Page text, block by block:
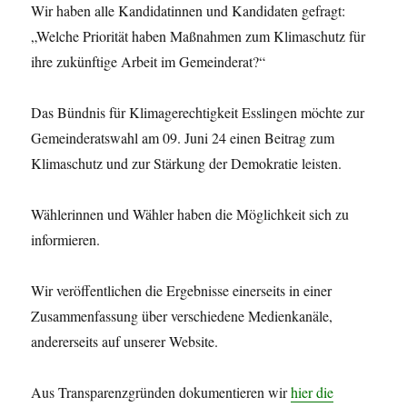
Wir haben alle Kandidatinnen und Kandidaten gefragt:
„Welche Priorität haben Maßnahmen zum Klimaschutz für
ihre zukünftige Arbeit im Gemeinderat?“
Das Bündnis für Klimagerechtigkeit Esslingen möchte zur
Gemeinderatswahl am 09. Juni 24 einen Beitrag zum
Klimaschutz und zur Stärkung der Demokratie leisten.
Wählerinnen und Wähler haben die Möglichkeit sich zu
informieren.
Wir veröffentlichen die Ergebnisse einerseits in einer
Zusammenfassung über verschiedene Medienkanäle,
andererseits auf unserer Website.
Aus Transparenzgründen dokumentieren wirhier die